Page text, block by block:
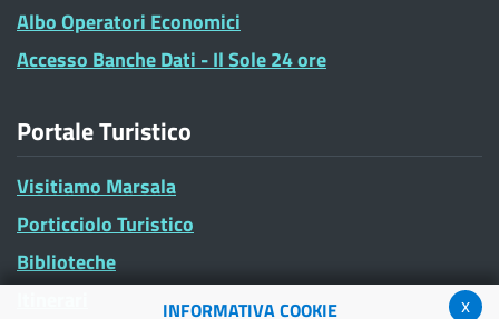
Albo Operatori Economici
Accesso Banche Dati - Il Sole 24 ore
Portale Turistico
Visitiamo Marsala
Porticciolo Turistico
Biblioteche
x
INFORMATIVA COOKIE